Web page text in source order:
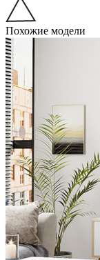
Похожие модели